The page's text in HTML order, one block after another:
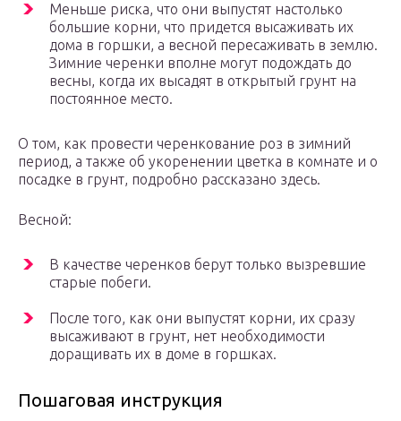
Меньше риска, что они выпустят настолько
большие корни, что придется высаживать их
дома в горшки, а весной пересаживать в землю.
Зимние черенки вполне могут подождать до
весны, когда их высадят в открытый грунт на
постоянное место.
О том, как провести черенкование роз в зимний
период, а также об укоренении цветка в комнате и о
посадке в грунт, подробно рассказано здесь.
Весной:
В качестве черенков берут только вызревшие
старые побеги.
После того, как они выпустят корни, их сразу
высаживают в грунт, нет необходимости
доращивать их в доме в горшках.
Пошаговая инструкция